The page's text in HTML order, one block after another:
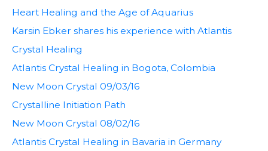
Heart Healing and the Age of Aquarius
Karsin Ebker shares his experience with Atlantis
Crystal Healing
Atlantis Crystal Healing in Bogota, Colombia
New Moon Crystal 09/03/16
Crystalline Initiation Path
New Moon Crystal 08/02/16
Atlantis Crystal Healing in Bavaria in Germany